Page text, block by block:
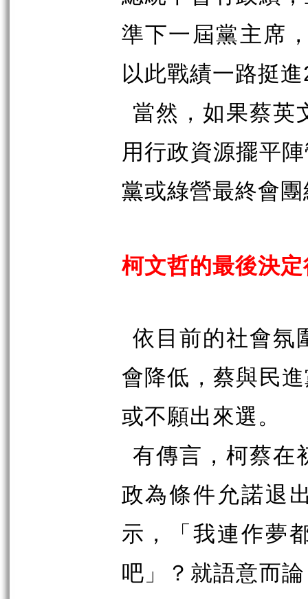
準下一屆黨主席
以此戰績一路挺進
當然，如果蔡英
用行政資源擺平
黨或綠營最終會
柯文哲的最後決
依目前的社會氛
會降低，蔡與民
或不願出來選。
有傳言，柯蔡在
政為條件允諾退
示，「我連作夢
吧」？就語意而